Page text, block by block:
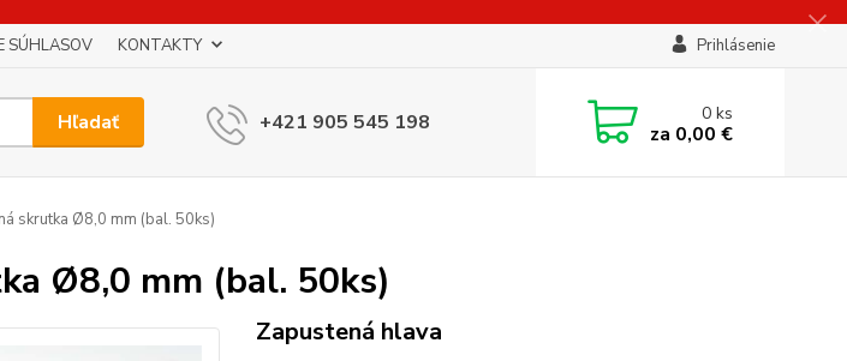
SÚHLASOV KONTAKTY Prihlásenie
Hľadať +421 905 545 198 0ks
za 0,00 €
skrutka Ø8,0 mm (bal. 50ks)
Ø8,0 mm (bal. 50ks)
Zapustená hlava